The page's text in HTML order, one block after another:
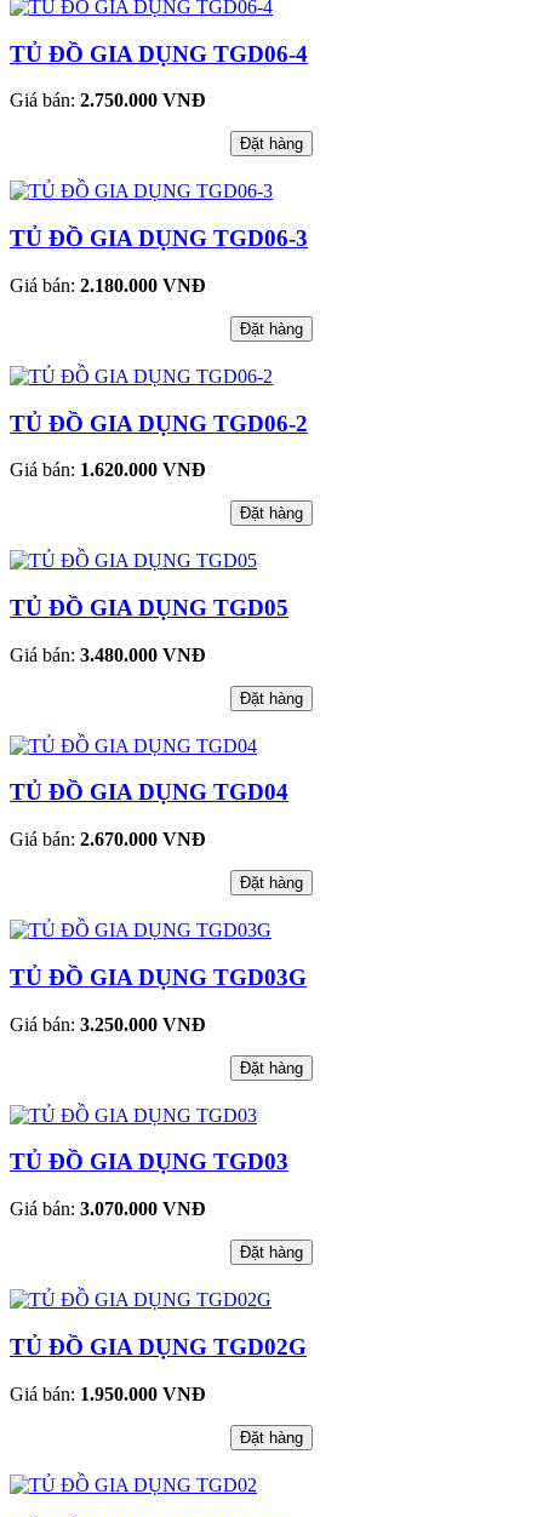
TỦ ĐỒ GIA DỤNG TGD06-4
Giá bán: 2.750.000 VNĐ
Đặt hàng
TỦ ĐỒ GIA DỤNG TGD06-3
Giá bán: 2.180.000 VNĐ
Đặt hàng
TỦ ĐỒ GIA DỤNG TGD06-2
Giá bán: 1.620.000 VNĐ
Đặt hàng
TỦ ĐỒ GIA DỤNG TGD05
Giá bán: 3.480.000 VNĐ
Đặt hàng
TỦ ĐỒ GIA DỤNG TGD04
Giá bán: 2.670.000 VNĐ
Đặt hàng
TỦ ĐỒ GIA DỤNG TGD03G
Giá bán: 3.250.000 VNĐ
Đặt hàng
TỦ ĐỒ GIA DỤNG TGD03
Giá bán: 3.070.000 VNĐ
Đặt hàng
TỦ ĐỒ GIA DỤNG TGD02G
Giá bán: 1.950.000 VNĐ
Đặt hàng